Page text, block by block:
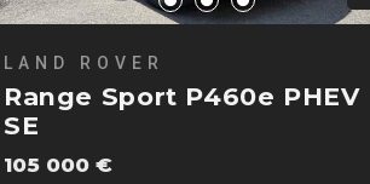
LAND ROVER
Range Sport P460e PHEV
SE
105 000 €